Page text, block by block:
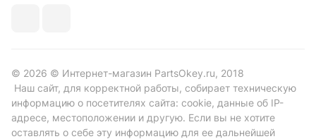
© 2026 © Интернет-магазин PartsOkey.ru, 2018
Наш сайт, для корректной работы, собирает техническую
информацию о посетителях сайта: cookie, данные об IP-
адресе, местоположении и другую. Если вы не хотите
оставлять о себе эту информацию для ее дальнейшей